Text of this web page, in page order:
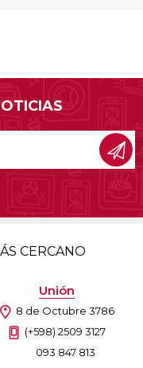
CERCANO
Unión
8 de Octubre 3786
(+598) 2509 3127
093 847 813